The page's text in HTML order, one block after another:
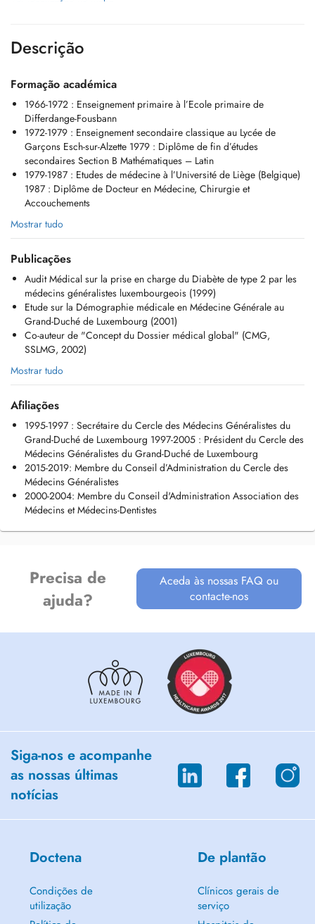
Descrição
Formação académica
1966-1972 : Enseignement primaire à l’Ecole primaire de
Differdange-Fousbann
1972-1979 : Enseignement secondaire classique au Lycée de
Garçons Esch-sur-Alzette 1979 : Diplôme de fin d’études
secondaires Section B Mathématiques – Latin
1979-1987 : Etudes de médecine à l’Université de Liège (Belgique)
1987 : Diplôme de Docteur en Médecine, Chirurgie et
Accouchements
Mostrar tudo
Publicações
Audit Médical sur la prise en charge du Diabète de type 2 par les
médecins généralistes luxembourgeois (1999)
Etude sur la Démographie médicale en Médecine Générale au
Grand-Duché de Luxembourg (2001)
Co-auteur de "Concept du Dossier médical global" (CMG,
SSLMG, 2002)
Mostrar tudo
Afiliações
1995-1997 : Secrétaire du Cercle des Médecins Généralistes du
Grand-Duché de Luxembourg 1997-2005 : Président du Cercle des
Médecins Généralistes du Grand-Duché de Luxembourg
2015-2019: Membre du Conseil d’Administration du Cercle des
Médecins Généralistes
2000-2004: Membre du Conseil d'Administration Association des
Médecins et Médecins-Dentistes
Precisa de
ajuda?
Aceda às nossas FAQ ou
contacte-nos
Siga-nos e acompanhe
as nossas últimas
notícias
Doctena
Condições de
utilização
De plantão
Clínicos gerais de
serviço